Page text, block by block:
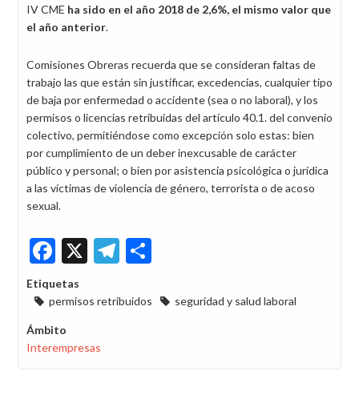
IV CME ha sido en el año 2018 de 2,6%, el mismo valor que
el año anterior.
Comisiones Obreras recuerda que se consideran faltas de
trabajo las que están sin justificar, excedencias, cualquier tipo
de baja por enfermedad o accidente (sea o no laboral), y los
permisos o licencias retribuidas del artículo 40.1. del convenio
colectivo, permitiéndose como excepción solo estas: bien
por cumplimiento de un deber inexcusable de carácter
público y personal; o bien por asistencia psicológica o jurídica
a las víctimas de violencia de género, terrorista o de acoso
sexual.
Facebook
X Telegram
Etiquetas
permisos retribuidos
seguridad y salud laboral
Ámbito
Interempresas